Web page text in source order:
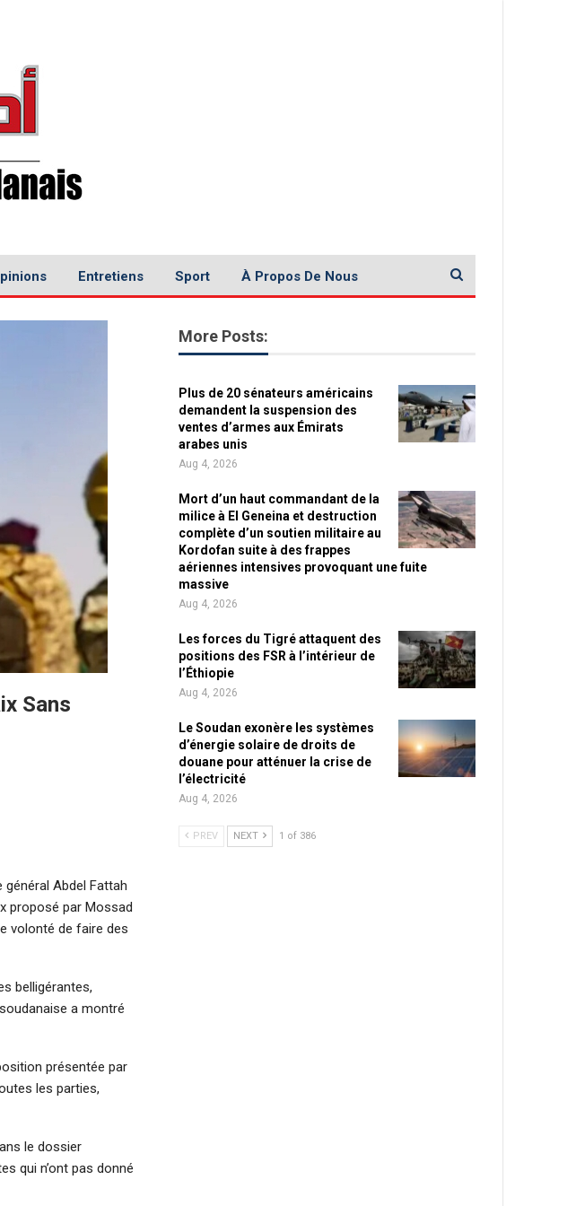
Entretiens Sport À Propos De Nous
Sans
Abdel Fattah
proposé par Mossad
volonté de faire des
belligérantes,
a montré
présentée par
les parties,
le dossier
qui n’ont pas donné
More Posts:
Plus de 20 sénateurs américains
demandent la suspension des
ventes d’armes aux Émirats
arabes unis
Aug 4, 2026
Mort d’un haut commandant de la
milice à El Geneina et destruction
complète d’un soutien militaire au
Kordofan suite à des frappes
aériennes intensives provoquant une fuite
massive
Aug 4, 2026
Les forces du Tigré attaquent des
positions des FSR à l’intérieur de
l’Éthiopie
Aug 4, 2026
Le Soudan exonère les systèmes
d’énergie solaire de droits de
douane pour atténuer la crise de
l’électricité
Aug 4, 2026
PREV NEXT 1 of 386